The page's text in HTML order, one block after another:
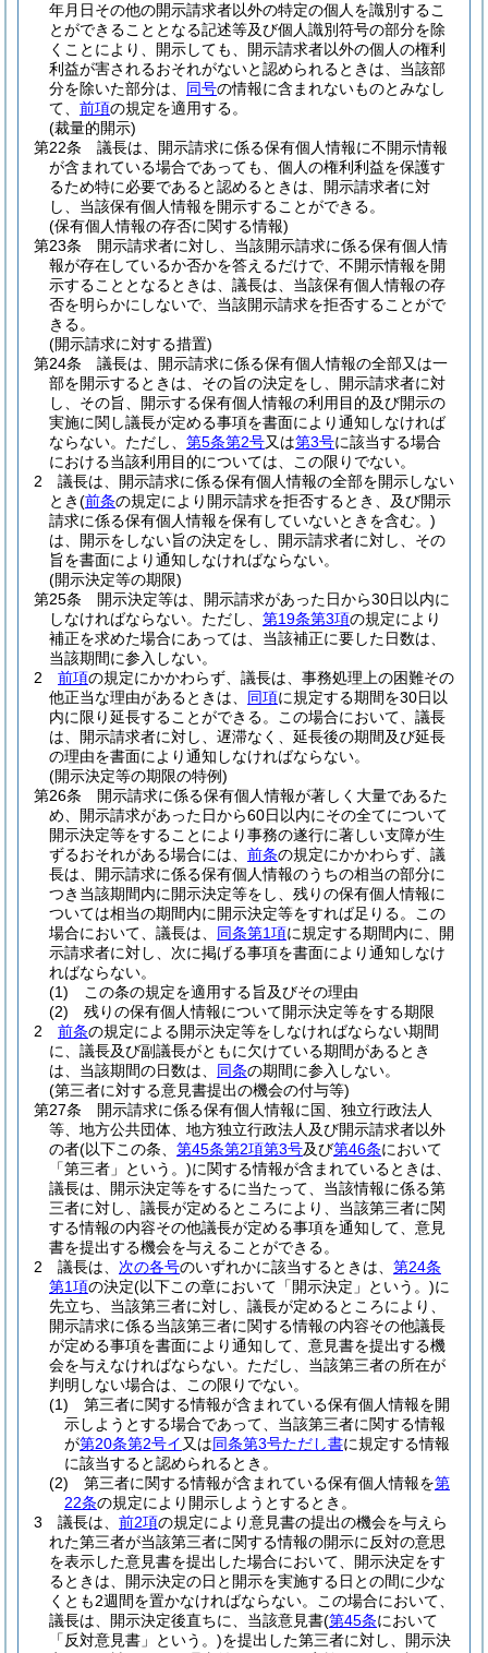
年月日その他の開示請求者以外の特定の個人を識別するこ
とができることとなる記述等及び個人識別符号の部分を除
くことにより、開示しても、開示請求者以外の個人の権利
利益が害されるおそれがないと認められるときは、当該部
分を除いた部分は、 同号の情報に含まれないものとみなし
て、 前項の規定を適用する。
(裁量的開示)
第22条
議長は、開示請求に係る保有個人情報に不開示情報
が含まれている場合であっても、個人の権利利益を保護す
るため特に必要であると認めるときは、開示請求者に対
し、当該保有個人情報を開示することができる。
(保有個人情報の存否に関する情報)
第23条
開示請求者に対し、当該開示請求に係る保有個人情
報が存在しているか否かを答えるだけで、不開示情報を開
示することとなるときは、議長は、当該保有個人情報の存
否を明らかにしないで、当該開示請求を拒否することがで
きる。
(開示請求に対する措置)
第24条
議長は、開示請求に係る保有個人情報の全部又は一
部を開示するときは、その旨の決定をし、開示請求者に対
し、その旨、開示する保有個人情報の利用目的及び開示の
実施に関し議長が定める事項を書面により通知しなければ
ならない。 ただし、 第5条第2号又は第3号に該当する場合
における当該利用目的については、この限りでない。
2
議長は、開示請求に係る保有個人情報の全部を開示しない
とき(前条の規定により開示請求を拒否するとき、及び開示
請求に係る保有個人情報を保有していないときを含む。)
は、開示をしない旨の決定をし、開示請求者に対し、その
旨を書面により通知しなければならない。
(開示決定等の期限)
第25条
開示決定等は、開示請求があった日から30日以内に
しなければならない。 ただし、 第19条第3項の規定により
補正を求めた場合にあっては、当該補正に要した日数は、
当該期間に参入しない。
2
前項の規定にかかわらず、議長は、事務処理上の困難その
他正当な理由があるときは、 同項に規定する期間を30日以
内に限り延長することができる。
この場合において、議長
は、開示請求者に対し、遅滞なく、延長後の期間及び延長
の理由を書面により通知しなければならない。
(開示決定等の期限の特例)
第26条
開示請求に係る保有個人情報が著しく大量であるた
め、開示請求があった日から60日以内にその全てについて
開示決定等をすることにより事務の遂行に著しい支障が生
ずるおそれがある場合には、 前条の規定にかかわらず、議
長は、開示請求に係る保有個人情報のうちの相当の部分に
つき当該期間内に開示決定等をし、残りの保有個人情報に
ついては相当の期間内に開示決定等をすれば足りる。
この
場合において、議長は、 同条第1項に規定する期間内に、開
示請求者に対し、次に掲げる事項を書面により通知しなけ
ればならない。
(1)
この条の規定を適用する旨及びその理由
(2)
残りの保有個人情報について開示決定等をする期限
2
前条の規定による開示決定等をしなければならない期間
に、議長及び副議長がともに欠けている期間があるとき
は、当該期間の日数は、 同条の期間に参入しない。
(第三者に対する意見書提出の機会の付与等)
第27条
開示請求に係る保有個人情報に国、独立行政法人
等、地方公共団体、地方独立行政法人及び開示請求者以外
の者(以下この条、 第45条第2項第3号及び第46条において
「第三者」という。)に関する情報が含まれているときは、
議長は、開示決定等をするに当たって、当該情報に係る第
三者に対し、議長が定めるところにより、当該第三者に関
する情報の内容その他議長が定める事項を通知して、意見
書を提出する機会を与えることができる。
2
議長は、 次の各号のいずれかに該当するときは、 第24条
第1項の決定(以下この章において「開示決定」という。)に
先立ち、当該第三者に対し、議長が定めるところにより、
開示請求に係る当該第三者に関する情報の内容その他議長
が定める事項を書面により通知して、意見書を提出する機
会を与えなければならない。 ただし、当該第三者の所在が
判明しない場合は、この限りでない。
(1)
第三者に関する情報が含まれている保有個人情報を開
示しようとする場合であって、当該第三者に関する情報
が第20条第2号イ 又は同条第3号ただし書に規定する情報
に該当すると認められるとき。
(2)
第三者に関する情報が含まれている保有個人情報を第
22条の規定により開示しようとするとき。
3
議長は、 前2項の規定により意見書の提出の機会を与えら
れた第三者が当該第三者に関する情報の開示に反対の意思
を表示した意見書を提出した場合において、開示決定をす
るときは、開示決定の日と開示を実施する日との間に少な
くとも2週間を置かなければならない。
この場合において、
議長は、開示決定後直ちに、当該意見書(第45条において
「反対意見書」という。)を提出した第三者に対し、開示決